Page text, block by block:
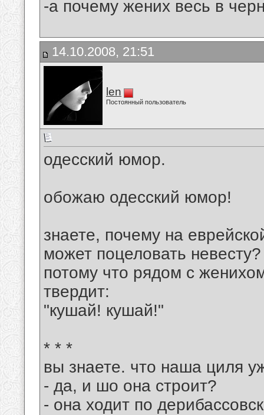
-а почему жених весь в
14.10.2008, 21:51
len
Постоянный пользователь
одесский юмор.
обожаю одесский юмор!
знаете, почему на
может поцеловать невесту?
потому что рядом с
твердит:
"кушай! кушай!"
* * *
вы знаете. что наша циля
- да, и шо она строит?
- она ходит по